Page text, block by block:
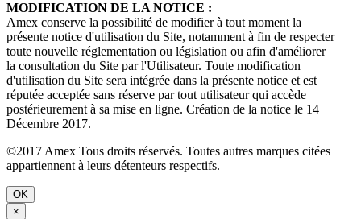
MODIFICATION DE LA NOTICE :
Amex conserve la possibilité de modifier à tout moment la
présente notice d'utilisation du Site, notamment à fin de respecter
toute nouvelle réglementation ou législation ou afin d'améliorer
la consultation du Site par l'Utilisateur. Toute modification
d'utilisation du Site sera intégrée dans la présente notice et est
réputée acceptée sans réserve par tout utilisateur qui accède
postérieurement à sa mise en ligne. Création de la notice le 14
Décembre 2017.
©2017 Amex Tous droits réservés. Toutes autres marques citées
appartiennent à leurs détenteurs respectifs.
OK
×